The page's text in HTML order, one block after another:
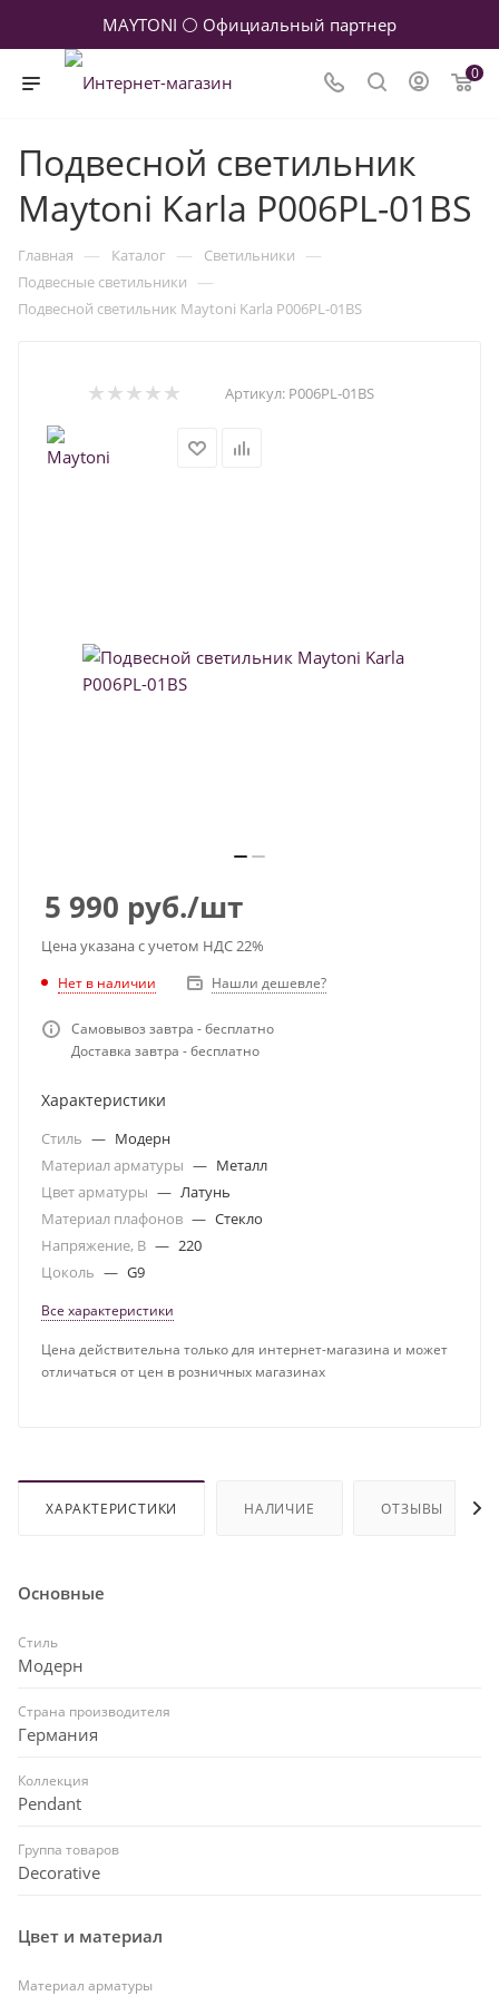
MAYTONI ⚪ Официальный партнер
0
Подвесной светильник
Maytoni Karla P006PL-01BS
Главная — Каталог — Светильники —
Подвесные светильники —
Подвесной светильник Maytoni Karla P006PL-01BS
Артикул: P006PL-01BS
5 990 руб./шт
Цена указана с учетом НДС 22%
Нет в наличии Нашли дешевле?
Самовывоз завтра - бесплатно
Доставка завтра - бесплатно
Характеристики
Стиль — Модерн
Материал арматуры — Металл
Цвет арматуры — Латунь
Материал плафонов — Стекло
Напряжение, В — 220
Цоколь — G9
Все характеристики
Цена действительна только для интернет-магазина и может
отличаться от цен в розничных магазинах
ХАРАКТЕРИСТИКИ НАЛИЧИЕ ОТЗЫВЫ
Основные
Стиль
Модерн
Страна производителя
Германия
Коллекция
Pendant
Группа товаров
Decorative
Цвет и материал
Материал арматуры